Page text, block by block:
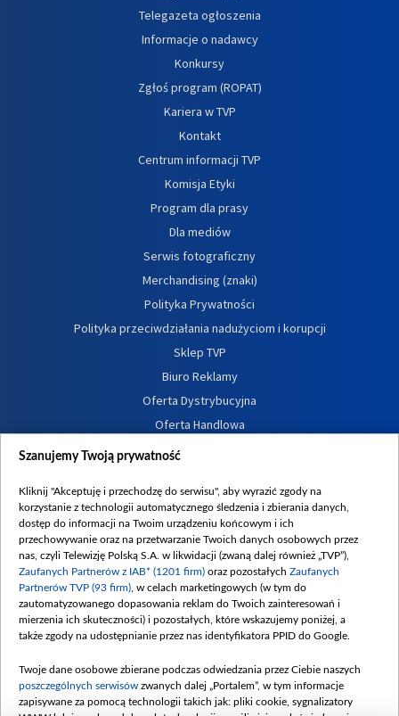
Telegazeta ogłoszenia
Informacje o nadawcy
Konkursy
Zgłoś program (ROPAT)
Kariera w TVP
Kontakt
Centrum informacji TVP
Komisja Etyki
Program dla prasy
Dla mediów
Serwis fotograficzny
Merchandising (znaki)
Polityka Prywatności
Polityka przeciwdziałania nadużyciom i korupcji
Sklep TVP
Biuro Reklamy
Oferta Dystrybucyjna
Oferta Handlowa
Dostępność
Procedura zgłoszeń wewnętrznych
Szanujemy Twoją prywatność
Kliknij "Akceptuję i przechodzę do serwisu", aby wyrazić zgody na
korzystanie z technologii automatycznego śledzenia i zbierania danych,
dostęp do informacji na Twoim urządzeniu końcowym i ich
przechowywanie oraz na przetwarzanie Twoich danych osobowych przez
nas, czyli Telewizję Polską S.A. w likwidacji (zwaną dalej również „TVP”),
Zaufanych Partnerów z IAB* (1201 firm) oraz pozostałych Zaufanych
Partnerów TVP (93 firm) , w celach marketingowych (w tym do
zautomatyzowanego dopasowania reklam do Twoich zainteresowań i
mierzenia ich skuteczności) i pozostałych, które wskazujemy poniżej, a
także zgody na udostępnianie przez nas identyfikatora PPID do Google.
Twoje dane osobowe zbierane podczas odwiedzania przez Ciebie naszych
poszczególnych serwisów zwanych dalej „Portalem”, w tym informacje
zapisywane za pomocą technologii takich jak: pliki cookie, sygnalizatory